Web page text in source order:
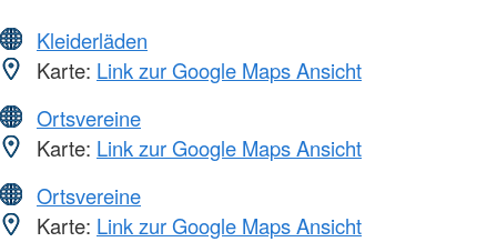
Kleiderläden
Karte: Link zur Google Maps Ansicht
Ortsvereine
Karte: Link zur Google Maps Ansicht
Ortsvereine
Karte: Link zur Google Maps Ansicht